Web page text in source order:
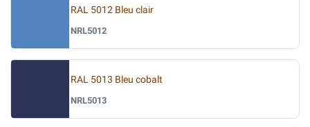
RAL 5012 Bleu clair
NRL5012
RAL 5013 Bleu cobalt
NRL5013